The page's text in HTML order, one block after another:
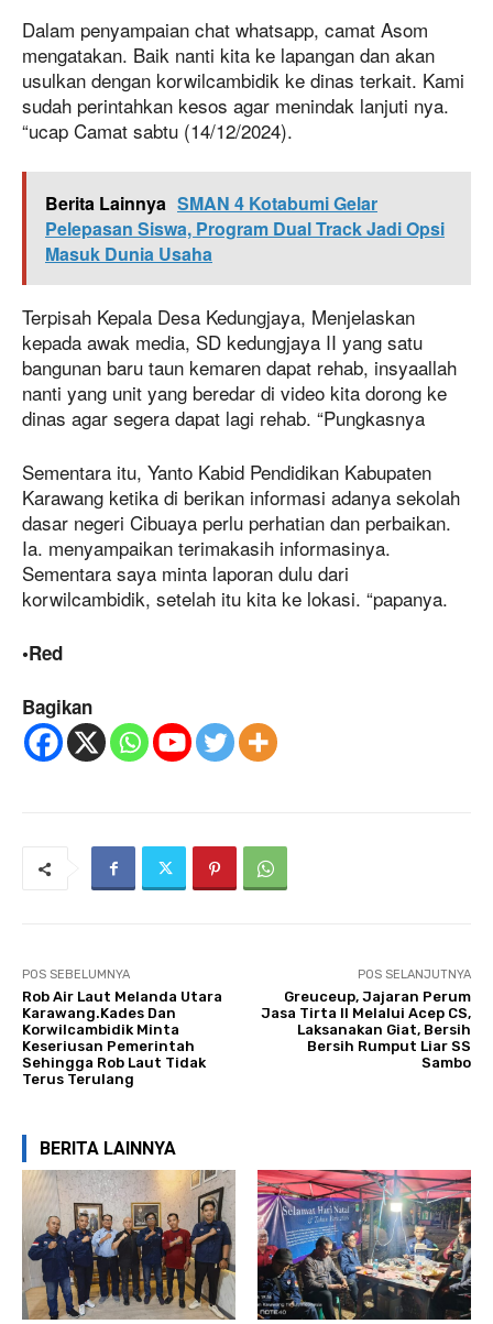
Dalam penyampaian chat whatsapp, camat Asom
mengatakan. Baik nanti kita ke lapangan dan akan
usulkan dengan korwilcambidik ke dinas terkait. Kami
sudah perintahkan kesos agar menindak lanjuti nya.
“ucap Camat sabtu (14/12/2024).
Berita Lainnya SMAN 4 Kotabumi Gelar
Pelepasan Siswa, Program Dual Track Jadi Opsi
Masuk Dunia Usaha
Terpisah Kepala Desa Kedungjaya, Menjelaskan
kepada awak media, SD kedungjaya II yang satu
bangunan baru taun kemaren dapat rehab, insyaallah
nanti yang unit yang beredar di video kita dorong ke
dinas agar segera dapat lagi rehab. “Pungkasnya
Sementara itu, Yanto Kabid Pendidikan Kabupaten
Karawang ketika di berikan informasi adanya sekolah
dasar negeri Cibuaya perlu perhatian dan perbaikan.
Ia. menyampaikan terimakasih informasinya.
Sementara saya minta laporan dulu dari
korwilcambidik, setelah itu kita ke lokasi. “papanya.
•Red
Bagikan
POS SEBELUMNYA
Rob Air Laut Melanda Utara
Karawang.Kades Dan
Korwilcambidik Minta
Keseriusan Pemerintah
Sehingga Rob Laut Tidak
Terus Terulang
POS SELANJUTNYA
Greuceup, Jajaran Perum
Jasa Tirta II Melalui Acep CS,
Laksanakan Giat, Bersih
Bersih Rumput Liar SS
Sambo
BERITA LAINNYA